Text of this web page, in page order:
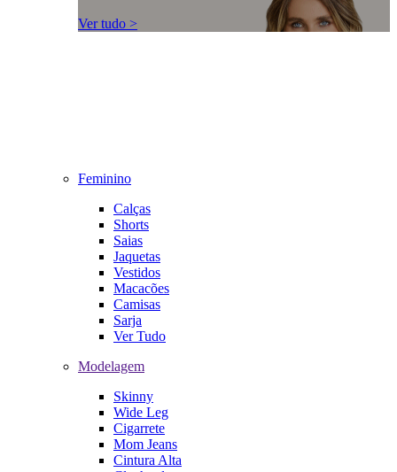
Ver tudo >
Feminino
Calças
Shorts
Saias
Jaquetas
Vestidos
Macacões
Camisas
Sarja
Ver Tudo
Modelagem
Skinny
Wide Leg
Cigarrete
Mom Jeans
Cintura Alta